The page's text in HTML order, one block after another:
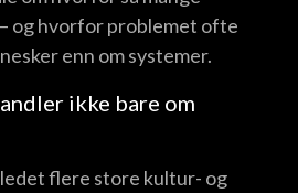
og hvorfor problemet ofte
enn om systemer.
ikke bare om
flere store kultur- og